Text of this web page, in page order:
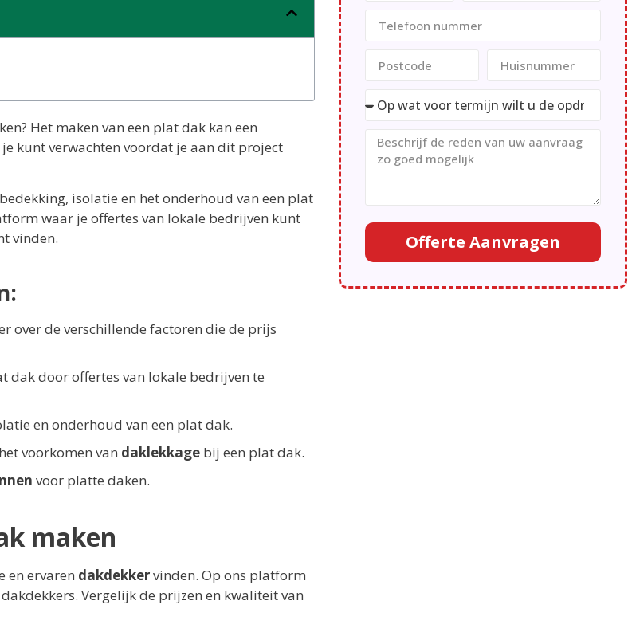
Het maken van een plat dak kan een
kunt verwachten voordat je aan dit project
isolatie en het onderhoud van een plat
waar je offertes van lokale bedrijven kunt
vinden.
over de verschillende factoren die de prijs
dak door offertes van lokale bedrijven te
en onderhoud van een plat dak.
voorkomen van daklekkage bij een plat dak.
voor platte daken.
maken
en ervaren dakdekkervinden. Op ons platform
Vergelijk de prijzen en kwaliteit van
Offerte Aanvragen